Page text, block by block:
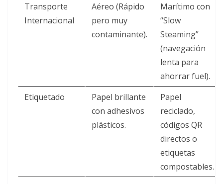
Transporte
Internacional
Aéreo (Rápido
pero muy
contaminante).
Marítimo con
“Slow
Steaming”
(navegación
lenta para
ahorrar fuel).
Etiquetado
Papel brillante
con adhesivos
plásticos.
Papel
reciclado,
códigos QR
directos o
etiquetas
compostables.